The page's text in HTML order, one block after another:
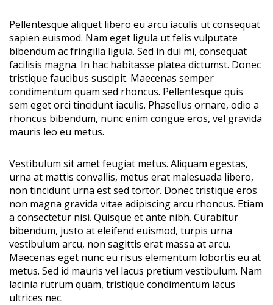
Pellentesque aliquet libero eu arcu iaculis ut consequat
sapien euismod. Nam eget ligula ut felis vulputate
bibendum ac fringilla ligula. Sed in dui mi, consequat
facilisis magna. In hac habitasse platea dictumst. Donec
tristique faucibus suscipit. Maecenas semper
condimentum quam sed rhoncus. Pellentesque quis
sem eget orci tincidunt iaculis. Phasellus ornare, odio a
rhoncus bibendum, nunc enim congue eros, vel gravida
mauris leo eu metus.
Vestibulum sit amet feugiat metus. Aliquam egestas,
urna at mattis convallis, metus erat malesuada libero,
non tincidunt urna est sed tortor. Donec tristique eros
non magna gravida vitae adipiscing arcu rhoncus. Etiam
a consectetur nisi. Quisque et ante nibh. Curabitur
bibendum, justo at eleifend euismod, turpis urna
vestibulum arcu, non sagittis erat massa at arcu.
Maecenas eget nunc eu risus elementum lobortis eu at
metus. Sed id mauris vel lacus pretium vestibulum. Nam
lacinia rutrum quam, tristique condimentum lacus
ultrices nec.